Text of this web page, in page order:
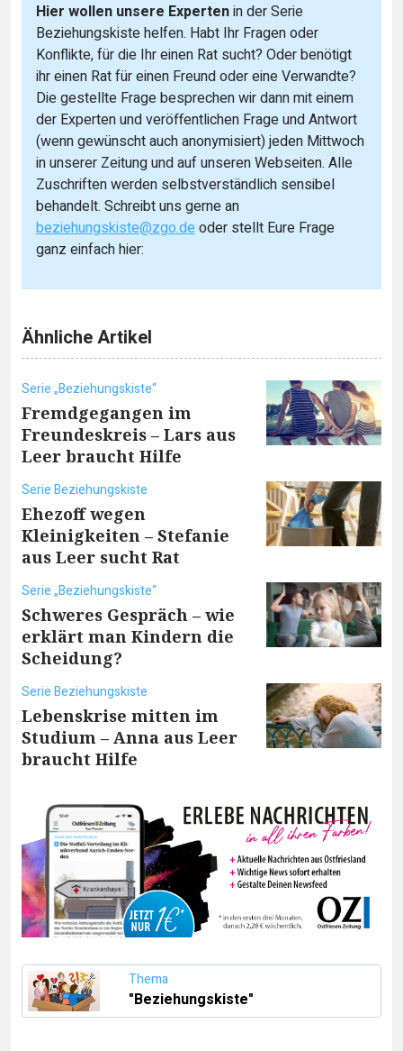
Hier wollen unsere Expertenin der Serie
Beziehungskiste helfen. Habt Ihr Fragen oder
Konflikte, für die Ihr einen Rat sucht? Oder benötigt
ihr einen Rat für einen Freund oder eine Verwandte?
Die gestellte Frage besprechen wir dann mit einem
der Experten und veröffentlichen Frage und Antwort
(wenn gewünscht auch anonymisiert) jeden Mittwoch
in unserer Zeitung und auf unseren Webseiten. Alle
Zuschriften werden selbstverständlich sensibel
behandelt. Schreibt uns gerne an
beziehungskiste@zgo.deoder stellt Eure Frage
ganz einfach hier:
Ähnliche Artikel
Serie „Beziehungskiste“
Fremdgegangen im
Freundeskreis – Lars aus
Leer braucht Hilfe
Serie Beziehungskiste
Ehezoff wegen
Kleinigkeiten – Stefanie
aus Leer sucht Rat
Serie „Beziehungskiste“
Schweres Gespräch – wie
erklärt man Kindern die
Scheidung?
Serie Beziehungskiste
Lebenskrise mitten im
Studium – Anna aus Leer
braucht Hilfe
Thema
"Beziehungskiste"